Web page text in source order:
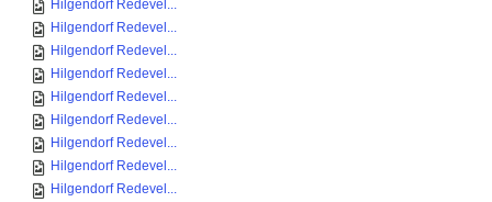
Hilgendorf Redevel...
Hilgendorf Redevel...
Hilgendorf Redevel...
Hilgendorf Redevel...
Hilgendorf Redevel...
Hilgendorf Redevel...
Hilgendorf Redevel...
Hilgendorf Redevel...
Hilgendorf Redevel...